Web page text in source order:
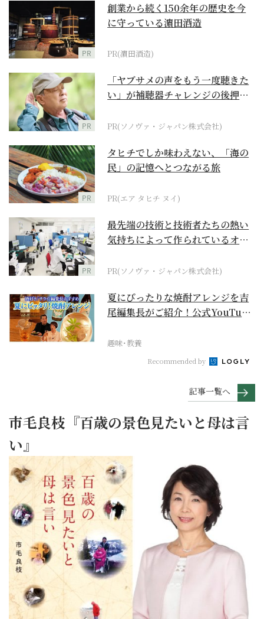
PR
創業から続く150余年の歴史を今
に守っている濵田酒造
PR(濵田酒造)
PR
「ヤブサメの声をもう一度聴きた
い」が補聴器チャレンジの後押し
PR(ソノヴァ・ジャパン株式会社)
PR
タヒチでしか味わえない、「海の
民」の記憶へとつながる旅
PR(エア タヒチ ヌイ)
PR
最先端の技術と技術者たちの熱い
気持ちによって作られているオー
PR(ソノヴァ・ジャパン株式会社)
夏にぴったりな焼酎アレンジを吉
尾編集長がご紹介！公式YouTube
趣味･教養
Recommended by
記事一覧へ
市毛良枝『百歳の景色見たいと母は言
い』